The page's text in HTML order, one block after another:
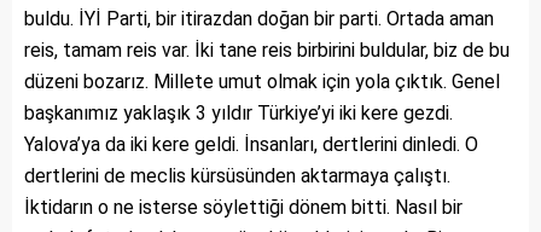
buldu. İYİ Parti, bir itirazdan doğan bir parti. Ortada aman
reis, tamam reis var. İki tane reis birbirini buldular, biz de bu
düzeni bozarız. Millete umut olmak için yola çıktık. Genel
başkanımız yaklaşık 3 yıldır Türkiye’yi iki kere gezdi.
Yalova’ya da iki kere geldi. İnsanları, dertlerini dinledi. O
dertlerini de meclis kürsüsünden aktarmaya çalıştı.
İktidarın o ne isterse söylettiği dönem bitti. Nasıl bir